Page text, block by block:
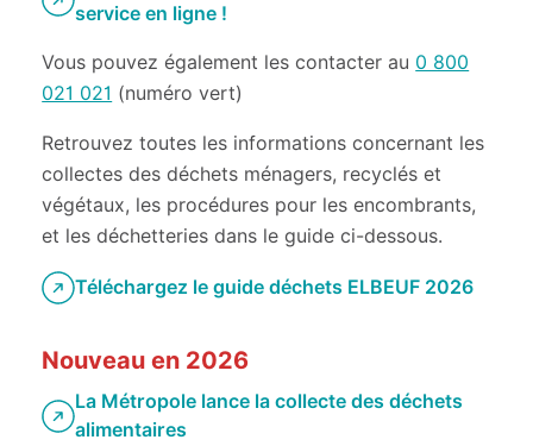
service en ligne !
Vous pouvez également les contacter au 0 800
021 021 (numéro vert)
Retrouvez toutes les informations concernant les
collectes des déchets ménagers, recyclés et
végétaux, les procédures pour les encombrants,
et les déchetteries dans le guide ci-dessous.
Téléchargez le guide déchets ELBEUF 2026
Nouveau en 2026
La Métropole lance la collecte des déchets
alimentaires